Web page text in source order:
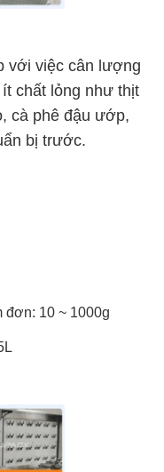
với việc cân lượng
chất lỏng như thịt
cà phê đậu ướp,
bị trước.
đơn: 10 ~ 1000g